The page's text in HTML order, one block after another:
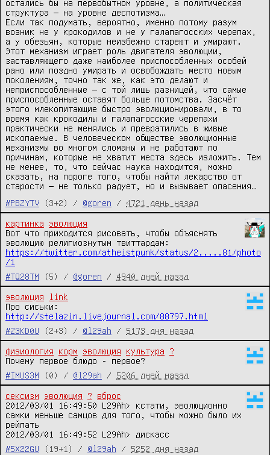
остались бы на первобытном уровне, а политическая
структура — на уровне деспотизма…
Если так подумать, вероятно, именно потому разум
возник не у крокодилов и не у галапагосских черепах,
а у обезьян, которые неизбежно стареют и умирают.
Этот механизм играет роль двигателя эволюции,
заставляющего даже наиболее приспособленных особей
рано или поздно умирать и освобождать место новым
поколениям, точно так же, как это делают и
неприспособленные — с той лишь разницей, что самые
приспособленные оставят больше потомства. Засчёт
этого млекопитающие быстро эволюционировали, в то
время как крокодилы и галапагосские черепахи
практически не менялись и превратились в живые
ископаемые. В человеческом обществе эволюционные
механизмы во многом сломаны и не работают по
причинам, которые не хватит места здесь изложить. Тем
не менее, то, что сейчас наука находится, можно
сказать, на пороге того, чтобы найти лекарство от
старости — не только радует, но и вызывает опасения…
#PBZYTV
(3+2) / @goren / 4721 день назад
картинка
эволюция
Вот что приходится рисовать, чтобы объяснять
https://twitter.com/atheistpunk/status/2.....81/photo
/1
#TQ28TM
(5) / @goren / 4940 дней назад
эволюция
link
http://stelazin.livejournal.com/88797.html
#Z3KD0U
(2+3) / @l29ah / 5173 дня назад
физиология корм эволюция культура
?
Почему первое блюдо - первое?
#IMUS3M
(0) / @l29ah / 5206 дней назад
сексизм эволюция ?
вброс
2012/03/01 16:49:50 L29Ah> кстати, эволюционно
самки меньше самцов для того, чтобы можно было их
рейпать
2012/03/01 16:49:52 L29Ah> дискасс
#5X22GU
(19+1) / @l29ah / 5252 дня назад